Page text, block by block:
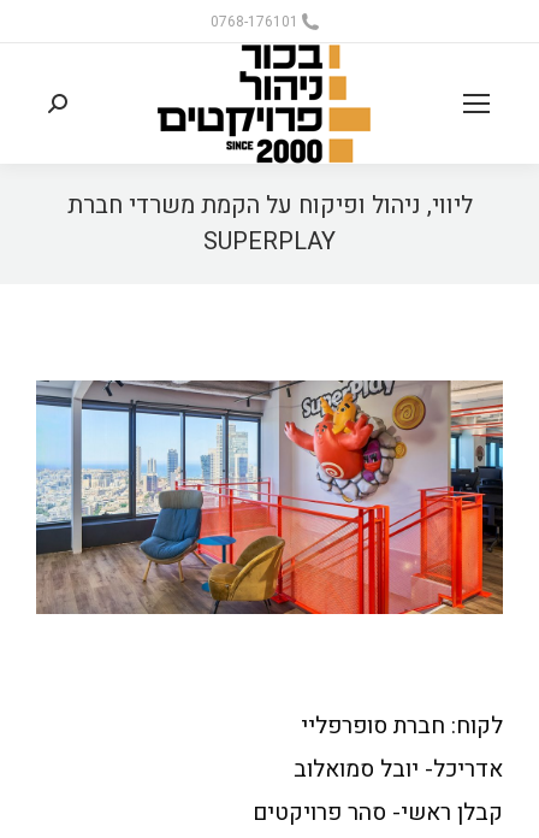
0768-176101
ליווי, ניהול ופיקוח על הקמת משרדי חברת
SUPERPLAY
לקוח: חברת סופרפליי
אדריכל- יובל סמואלוב
קבלן ראשי- סהר פרויקטים